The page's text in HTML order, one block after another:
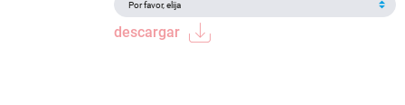
descargar